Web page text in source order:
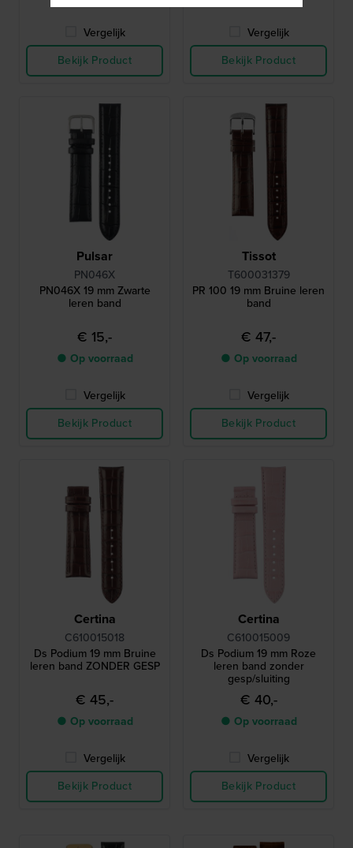
Vergelijk
Bekijk Product
Vergelijk
Bekijk Product
Pulsar
PN046X
PN046X 19 mm Zwarte
leren band
€ 15,-
● Op voorraad
Vergelijk
Bekijk Product
Tissot
T600031379
PR 100 19 mm Bruine leren
band
€ 47,-
● Op voorraad
Vergelijk
Bekijk Product
Certina
C610015018
Ds Podium 19 mm Bruine
leren band ZONDER GESP
€ 45,-
● Op voorraad
Vergelijk
Bekijk Product
Certina
C610015009
Ds Podium 19 mm Roze
leren band zonder
gesp/sluiting
€ 40,-
● Op voorraad
Vergelijk
Bekijk Product